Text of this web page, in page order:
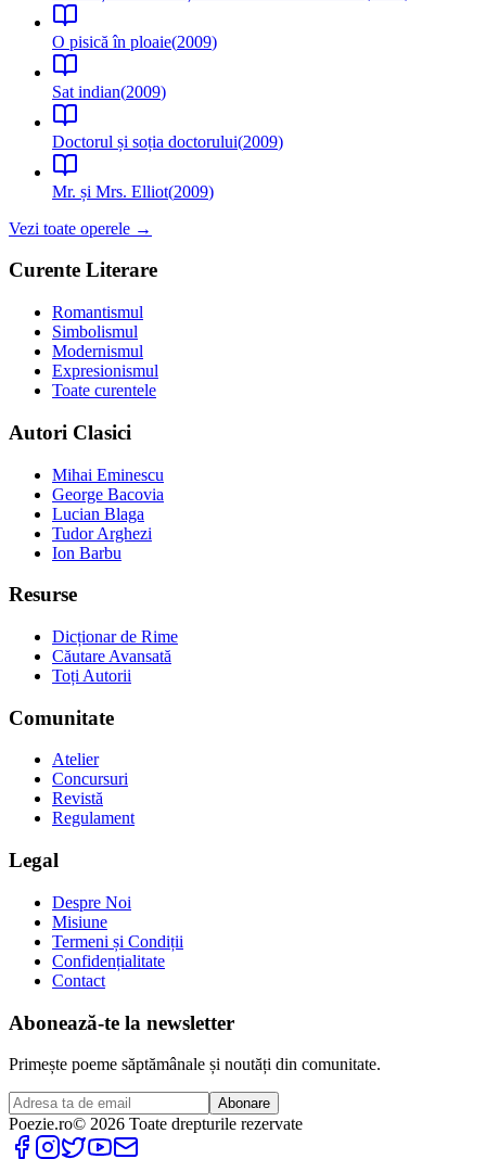
O pisică în ploaie(2009)
Sat indian(2009)
Doctorul și soția doctorului(2009)
Mr. și Mrs. Elliot(2009)
Vezi toate operele →
Curente Literare
Romantismul
Simbolismul
Modernismul
Expresionismul
Toate curentele
Autori Clasici
Mihai Eminescu
George Bacovia
Lucian Blaga
Tudor Arghezi
Ion Barbu
Resurse
Dicționar de Rime
Căutare Avansată
Toți Autorii
Comunitate
Atelier
Concursuri
Revistă
Regulament
Legal
Despre Noi
Misiune
Termeni și Condiții
Confidențialitate
Contact
Abonează-te la newsletter
Primește poeme săptămânale și noutăți din comunitate.
Abonare
Poezie.ro© 2026 Toate drepturile rezervate